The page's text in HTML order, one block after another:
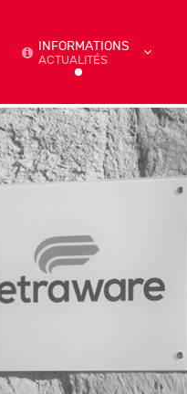
INFORMATIONS
ACTUALITÉS